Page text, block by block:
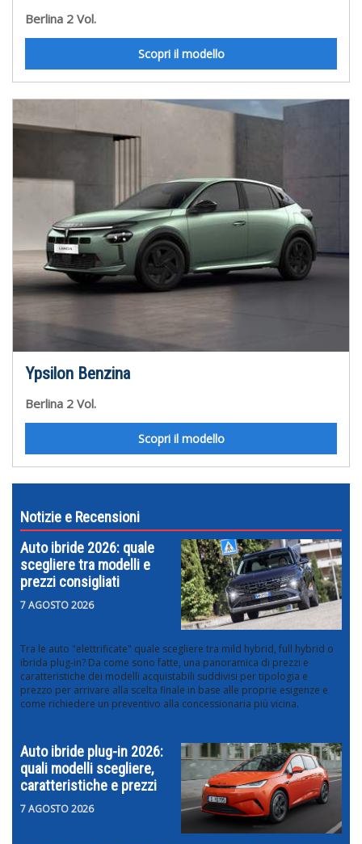
Berlina 2 Vol.
Scopri il modello
Ypsilon Benzina
Berlina 2 Vol.
Scopri il modello
Notizie e Recensioni
Auto ibride 2026: quale
scegliere tra modelli e
prezzi consigliati
7 AGOSTO 2026
Tra le auto "elettrificate" quale scegliere tra mild hybrid, full hybrid o
ibrida plug-in? Da come sono fatte, una panoramica di prezzi e
caratteristiche dei modelli acquistabili suddivisi per tipologia e
prezzo per arrivare alla scelta finale in base alle proprie esigenze e
come richiedere un preventivo alla concessionaria più vicina.
Auto ibride plug-in 2026:
quali modelli scegliere,
caratteristiche e prezzi
7 AGOSTO 2026